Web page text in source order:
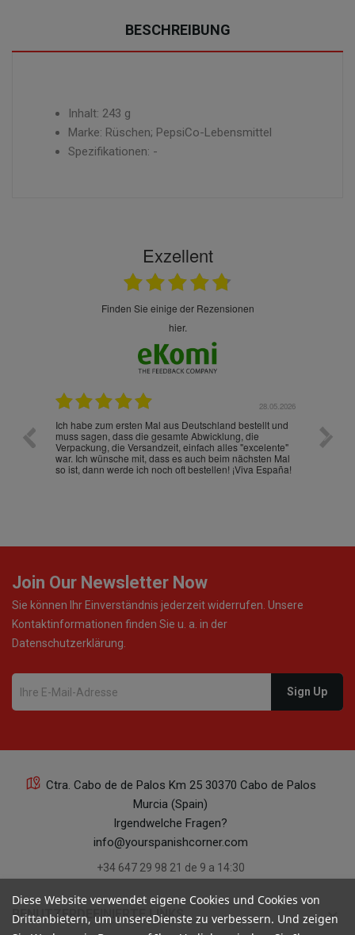
BESCHREIBUNG
Inhalt: 243 g
Marke: Rüschen; PepsiCo-Lebensmittel
Spezifikationen: -
Exzellent
finden Sie einige der Rezensionen
hier.
28.05.2026
Ich habe zum ersten Mal aus Deutschland bestellt und
muss sagen, dass die gesamte Abwicklung, die
Verpackung, die Versandzeit, einfach alles "excelente"
war. Ich wünsche mit, dass es auch beim nächsten Mal
so ist, dann werde ich noch oft bestellen! ¡Viva España!
Die
gut
ist
Join Our Newsletter Now
Sie können Ihr Einverständnis jederzeit widerrufen. Unsere
Kontaktinformationen finden Sie u. a. in der
Datenschutzerklärung.
Ctra. Cabo de de Palos Km 25 30370 Cabo de Palos
Murcia (Spain)
Irgendwelche Fragen?
info@yourspanishcorner.com
+34 647 29 98 21 de 9 a 14:30
BENUTZERDEFINIERTE LINKS keyboard_arrow_down
Diese Website verwendet eigene Cookies und Cookies von
Drittanbietern, um unsereDienste zu verbessern. Und zeigen